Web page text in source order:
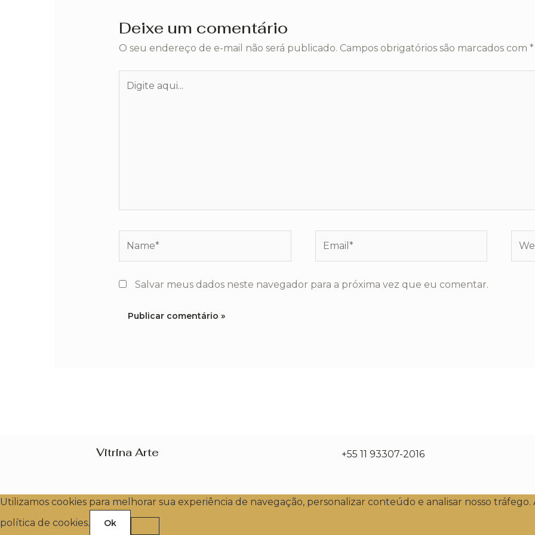
Deixe um comentário
O seu endereço de e-mail não será publicado. Campos obrigatórios são marcados com *
aqui...
Salvar meus dados neste navegador para a próxima vez que eu comentar.
Vitrina Arte +55 11 93307-2016
Utilizamos cookies para melhorar sua experiência de navegação, personalizar conteúdo e analisar nosso
política de cookies.
Ok